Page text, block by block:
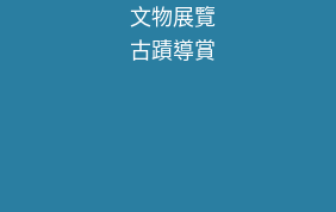
文物展覽
古蹟導賞